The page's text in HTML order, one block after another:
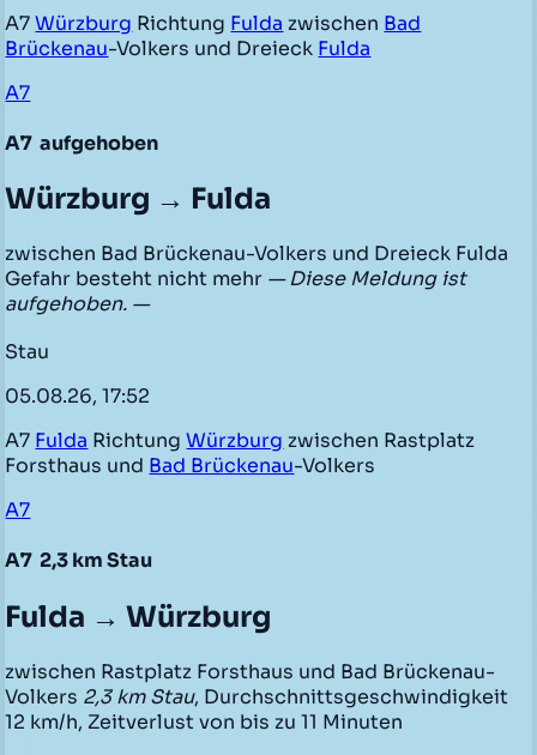
A7Würzburg Richtung Fulda zwischen Bad
Brückenau-Volkers und Dreieck Fulda
A7
A7 aufgehoben
Würzburg → Fulda
zwischen Bad Brückenau-Volkers und Dreieck Fulda
Gefahr besteht nicht mehr — Diese Meldung ist
aufgehoben. —
Stau
05.08.26, 17:52
A7 Fulda RichtungWürzburg zwischen Rastplatz
Forsthaus und Bad Brückenau-Volkers
A7
A7 2,3 km Stau
Fulda → Würzburg
zwischen Rastplatz Forsthaus und Bad Brückenau-
Volkers 2,3 km Stau, Durchschnittsgeschwindigkeit
12 km/h, Zeitverlust von bis zu 11 Minuten